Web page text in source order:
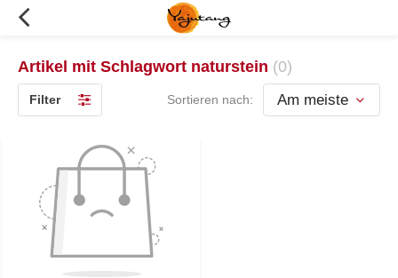
Artikel mit Schlagwort naturstein (0)
Filter Sortieren nach: